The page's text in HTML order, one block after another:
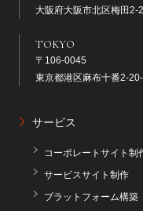
大阪府大阪市北区梅田2-
TOKYO
〒106-0045
東京都港区麻布十番2-
サービス
コーポレートサイト制
サービスサイト制作
プラットフォーム構築